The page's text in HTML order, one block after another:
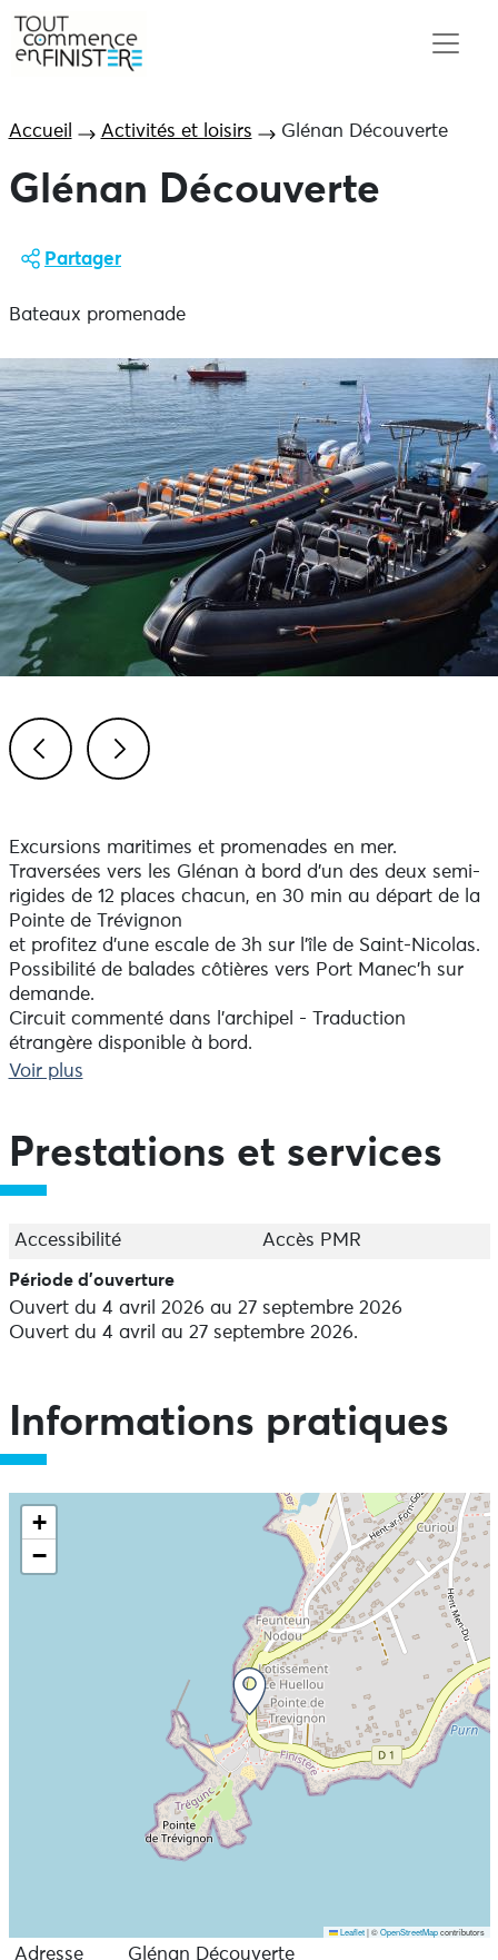
Accueil Activités et loisirs Glénan Découverte
Glénan Découverte
Partager
Bateaux promenade
Excursions maritimes et promenades en mer.
Traversées vers les Glénan à bord d’un des deux semi-
rigides de 12 places chacun, en 30 min au départ de la
Pointe de Trévignon
et profitez d’une escale de 3h sur l’île de Saint-Nicolas.
Possibilité de balades côtières vers Port Manec’h sur
demande.
Circuit commenté dans l’archipel - Traduction
étrangère disponible à bord.
• Réservation obligatoire et uniquement par téléphone
• 12 places par bateau
• Tout public, enfant acceptés à bord à partir de 3 ans
• Parking gratuit à 100m du port
Voir plus
Prestations et services
Accessibilité Accès PMR
Période d'ouverture
Ouvert du 4 avril 2026 au 27 septembre 2026
Ouvert du 4 avril au 27 septembre 2026.
Informations pratiques
+
−
Leaflet |©OpenStreetMapcontributors
Adresse
Glénan Découverte